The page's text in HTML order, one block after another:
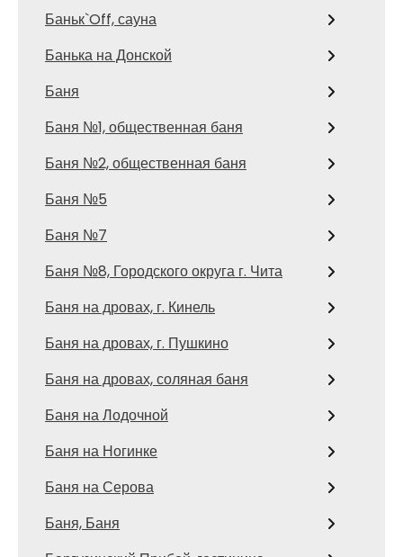
Баньк`Off, сауна
Банька на Донской
Баня
Баня №1, общественная баня
Баня №2, общественная баня
Баня №5
Баня №7
Баня №8, Городского округа г. Чита
Баня на дровах, г. Кинель
Баня на дровах, г. Пушкино
Баня на дровах, соляная баня
Баня на Лодочной
Баня на Ногинке
Баня на Серова
Баня, Баня